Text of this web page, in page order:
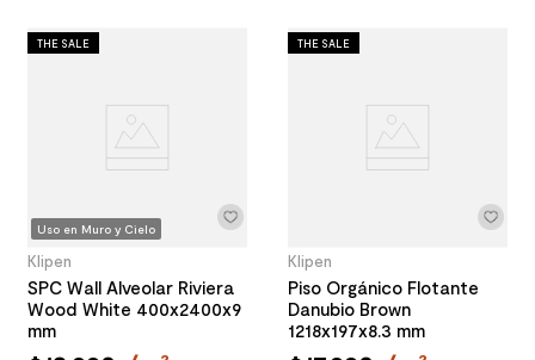
THE SALE
Uso en Muro y Cielo
Klipen
SPC Wall Alveolar Riviera
Wood White 400x2400x9
mm
THE SALE
Klipen
Piso Orgánico Flotante
Danubio Brown
1218x197x8.3 mm